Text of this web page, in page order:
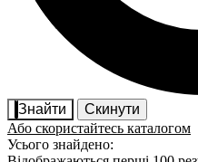
Знайти
Скинути
Або скористайтесь каталогом
Усього знайдено: